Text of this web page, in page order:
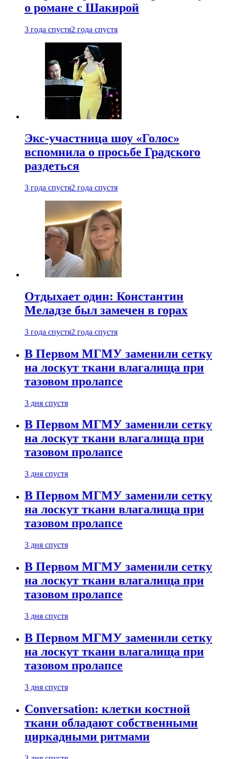
о романе с Шакирой
3 года спустя2 года спустя
Экс-участница шоу «Голос»
вспомнила о просьбе Градского
раздеться
3 года спустя2 года спустя
Отдыхает один: Константин
Меладзе был замечен в горах
3 года спустя2 года спустя
В Первом МГМУ заменили сетку
на лоскут ткани влагалища при
тазовом пролапсе
3 дня спустя
В Первом МГМУ заменили сетку
на лоскут ткани влагалища при
тазовом пролапсе
3 дня спустя
В Первом МГМУ заменили сетку
на лоскут ткани влагалища при
тазовом пролапсе
3 дня спустя
В Первом МГМУ заменили сетку
на лоскут ткани влагалища при
тазовом пролапсе
3 дня спустя
В Первом МГМУ заменили сетку
на лоскут ткани влагалища при
тазовом пролапсе
3 дня спустя
Conversation: клетки костной
ткани обладают собственными
циркадными ритмами